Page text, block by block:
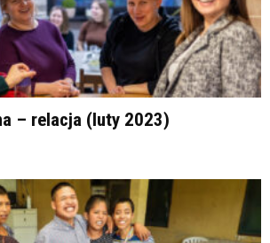
– relacja (luty 2023)